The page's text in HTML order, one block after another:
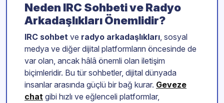
Neden IRC Sohbeti ve Radyo
Arkadaşlıkları Önemlidir?
IRC sohbet ve radyo arkadaşlıkları, sosyal
medya ve diğer dijital platformların öncesinde de
var olan, ancak hâlâ önemli olan iletişim
biçimleridir. Bu tür sohbetler, dijital dünyada
insanlar arasında güçlü bir bağ kurar. Geveze
chat gibi hızlı ve eğlenceli platformlar,